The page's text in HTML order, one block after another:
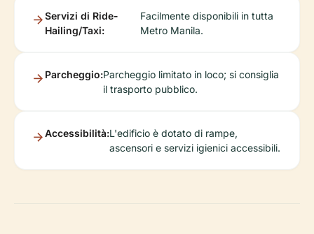
Servizi di Ride-
Hailing/Taxi:
Facilmente disponibili in tutta
Metro Manila.
Parcheggio:Parcheggio limitato in loco; si consiglia
il trasporto pubblico.
Accessibilità:L'edificio è dotato di rampe,
ascensori e servizi igienici accessibili.